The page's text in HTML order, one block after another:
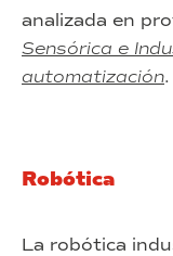
analizada en
Sensórica e
automatización.
Robótica
La robótica